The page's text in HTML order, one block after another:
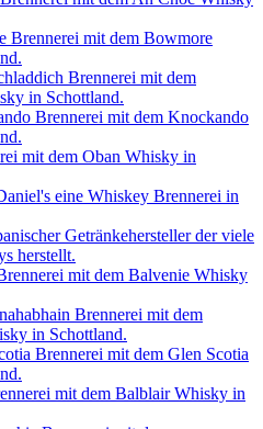
Brennerei mit dem Bowmore
Brennerei mit dem
in Schottland.
Brennerei mit dem Knockando
mit dem Oban Whisky in
eine Whiskey Brennerei in
Getränkehersteller der viele
herstellt.
mit dem Balvenie Whisky
Brennerei mit dem
in Schottland.
Brennerei mit dem Glen Scotia
mit dem Balblair Whisky in